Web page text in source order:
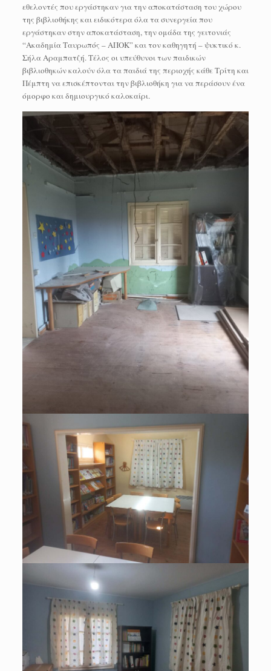
εθελοντές που εργάστηκαν για την αποκατάσταση του χώρου
της βιβλιοθήκης και ειδικότερα όλα τα συνεργεία που
εργάστηκαν στην αποκατάσταση, την ομάδα της γειτονιάς
“Ακαδημία Ταυρωπός – ΑΠΟΚ” και τον καθηγητή – ψυκτικό κ.
Σήλα Αραμπατζή. Τέλος οι υπεύθυνοι των παιδικών
βιβλιοθηκών καλούν όλα τα παιδιά της περιοχής κάθε Τρίτη και
Πέμπτη να επισκέπτονται την βιβλιοθήκη για να περάσουν ένα
όμορφο και δημιουργικό καλοκαίρι.